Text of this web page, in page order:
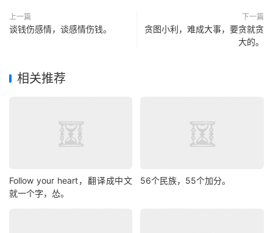
上一篇
谈钱伤感情，谈感情伤钱。
下一篇
贪图小利，难成大事，要贪就贪
大的。
相关推荐
Follow your heart，翻译成中文
就一个字，怂。
56个民族，55个加分。